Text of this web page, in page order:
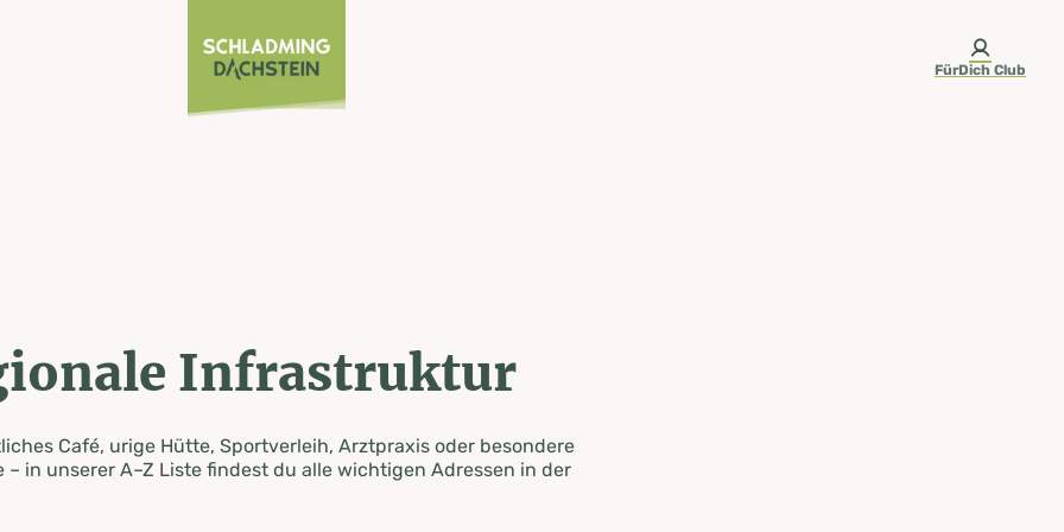
FürDich Club
Infrastruktur
Café, urige Hütte, Sportverleih, Arztpraxis oder besondere
– in unserer A–Z Liste findest du alle wichtigen Adressen in der